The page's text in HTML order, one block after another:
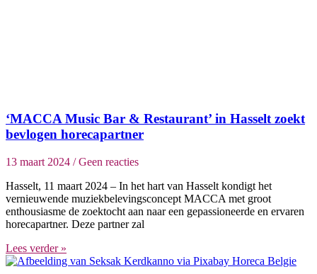
‘MACCA Music Bar & Restaurant’ in Hasselt zoekt
bevlogen horecapartner
13 maart 2024 Geen reacties
Hasselt, 11 maart 2024 – In het hart van Hasselt kondigt het
vernieuwende muziekbelevingsconcept MACCA met groot
enthousiasme de zoektocht aan naar een gepassioneerde en ervaren
horecapartner. Deze partner zal
Lees verder »